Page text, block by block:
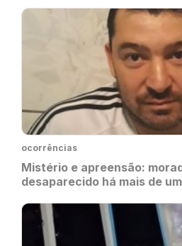
ocorrências
Mistério e apreensão:
desaparecido há mais de